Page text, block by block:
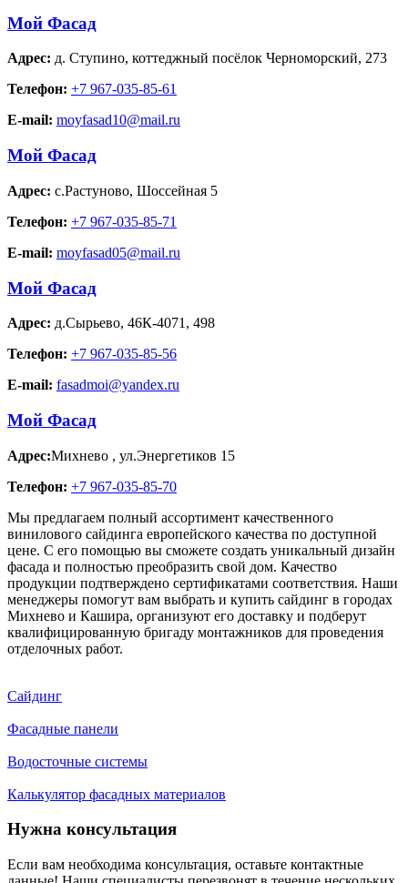
Мой Фасад
Адрес: д. Ступино, коттеджный посёлок Черноморский, 273
Телефон: +7 967-035-85-61
E-mail: moyfasad10@mail.ru
Мой Фасад
Адрес: с.Растуново, Шоссейная 5
Телефон: +7 967-035-85-71
E-mail: moyfasad05@mail.ru
Мой Фасад
Адрес: д.Сырьево, 46К-4071, 498
Телефон: +7 967-035-85-56
E-mail: fasadmoi@yandex.ru
Мой Фасад
Адрес:Михнево , ул.Энергетиков 15
Телефон: +7 967-035-85-70
Мы предлагаем полный ассортимент качественного
винилового сайдинга европейского качества по доступной
цене. С его помощью вы сможете создать уникальный дизайн
фасада и полностью преобразить свой дом. Качество
продукции подтверждено сертификатами соответствия. Наши
менеджеры помогут вам выбрать и купить сайдинг в городах
Михнево и Кашира, организуют его доставку и подберут
квалифицированную бригаду монтажников для проведения
отделочных работ.
Сайдинг
Фасадные панели
Водосточные системы
Калькулятор фасадных материалов
Нужна консультация
Если вам необходима консультация, оставьте контактные